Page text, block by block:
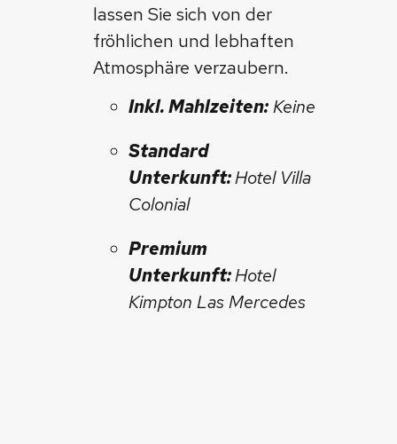
lassen Sie sich von der
fröhlichen und lebhaften
Atmosphäre verzaubern.
Inkl. Mahlzeiten:Keine
Standard
Unterkunft:Hotel Villa
Colonial
Premium
Unterkunft:Hotel
Kimpton Las Mercedes